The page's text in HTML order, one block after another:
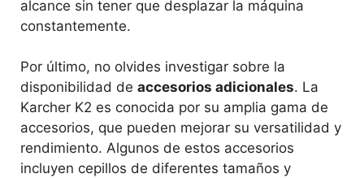
alcance sin tener que desplazar la máquina
constantemente.
Por último, no olvides investigar sobre la
disponibilidad de accesorios adicionales. La
Karcher K2 es conocida por su amplia gama de
accesorios, que pueden mejorar su versatilidad y
rendimiento. Algunos de estos accesorios
incluyen cepillos de diferentes tamaños y